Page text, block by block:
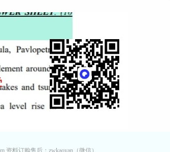
资料订购售后：zwkaoyan（微信）